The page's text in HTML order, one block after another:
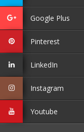
Google Plus
Pinterest
LinkedIn
Instagram
Youtube